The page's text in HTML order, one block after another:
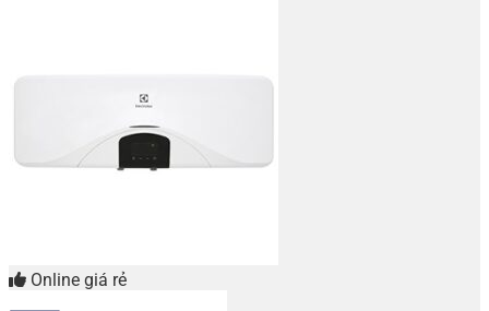
Online giá rẻ